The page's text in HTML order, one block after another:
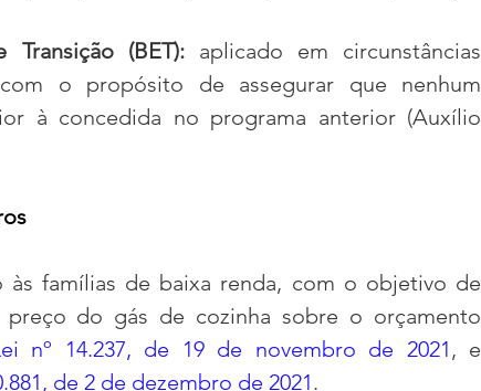
(BET): aplicado em circunstâncias
o propósito de assegurar que nenhum
à concedida no programa anterior (Auxílio
às famílias de baixa renda, com o objetivo de
do gás de cozinha sobre o orçamento
nº 14.237, de 19 de novembro de 2021 , e
de 2 de dezembro de 2021.